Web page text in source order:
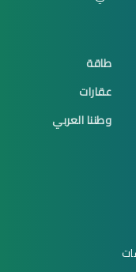
طاقة
عقارات
وطننا العربي